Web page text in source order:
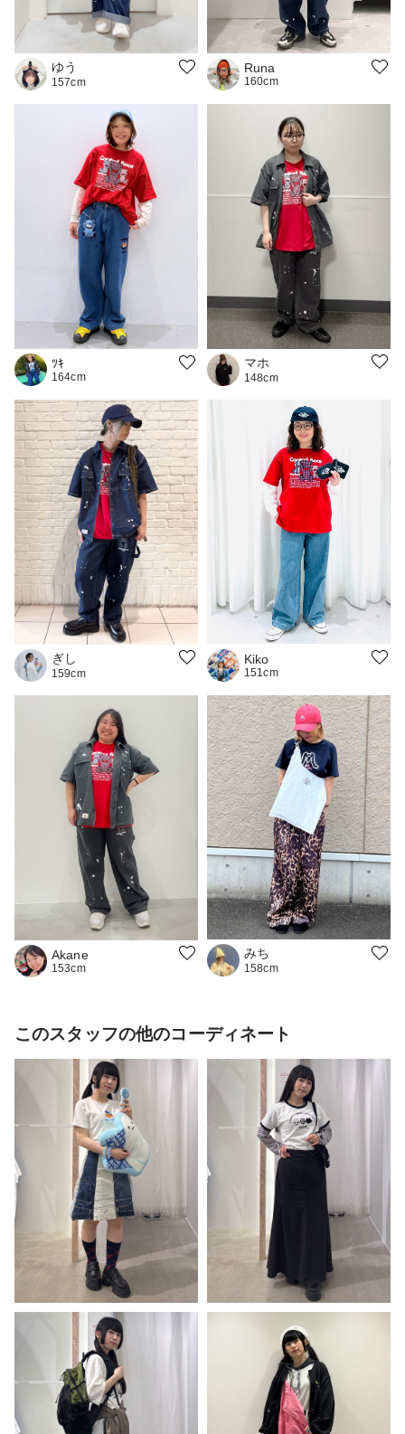
ゆう
157cm
Runa
160cm
ﾂｷ
164cm
マホ
148cm
ぎし
159cm
Kiko
151cm
Akane
153cm
みち
158cm
このスタッフの他のコーディネート